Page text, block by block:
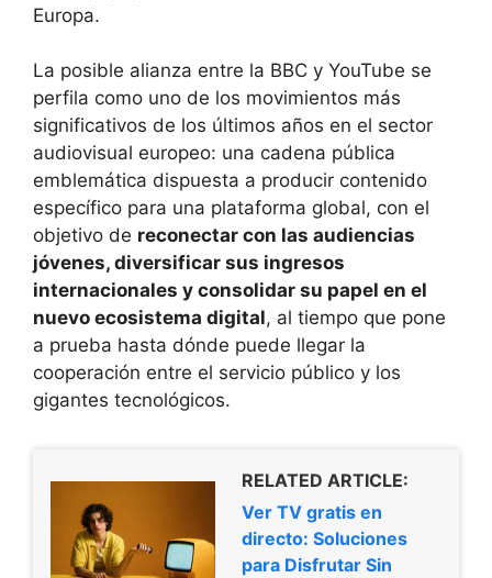
Europa.
La posible alianza entre la BBC y YouTube se
perfila como uno de los movimientos más
significativos de los últimos años en el sector
audiovisual europeo: una cadena pública
emblemática dispuesta a producir contenido
específico para una plataforma global, con el
objetivo de reconectar con las audiencias
jóvenes, diversificar sus ingresos
internacionales y consolidar su papel en el
nuevo ecosistema digital, al tiempo que pone
a prueba hasta dónde puede llegar la
cooperación entre el servicio público y los
gigantes tecnológicos.
RELATED ARTICLE:
Ver TV gratis en
directo: Soluciones
para Disfrutar Sin